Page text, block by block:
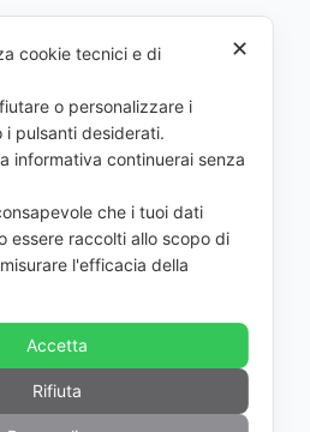
✕
cookie tecnici e di
o personalizzare i
i pulsanti desiderati.
informativa continuerai senza
che i tuoi dati
essere raccolti allo scopo di
l'efficacia della
Accetta
Rifiuta